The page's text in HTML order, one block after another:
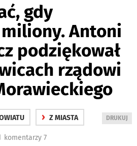
gdy
miliony. Antoni
podziękował
rządowi
› Z MIASTA
WYDRUKUJ
DRUKUJ
komentarzy 7